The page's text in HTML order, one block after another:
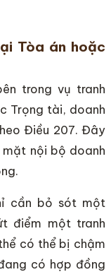
Tòa án hoặc
trong vụ tranh
Trọng tài, doanh
Điều 207. Đây
mặt nội bộ doanh
cần bỏ sót một
điểm một tranh
có thể bị chậm
có hợp đồng